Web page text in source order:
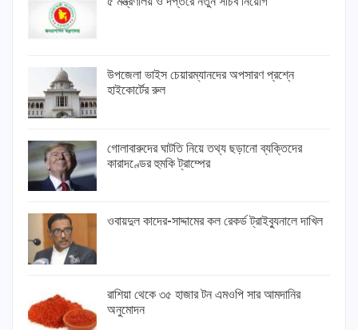
উপজেলা ভাইস চেয়ারম্যানদের অপসারণ প্রশ্নে
হাইকোর্টের রুল
গোলাবারুদের ঘাটতি নিয়ে তথ্য ছড়ানো ব্যক্তিদের
কারাদণ্ডের হুমকি ট্রাম্পের
ওবায়দুল কাদের-সাদ্দামের কল রেকর্ড ট্রাইব্যুনালে দাখিল
রাশিয়া থেকে ৩৫ হাজার টন এমওপি সার আমদানির
অনুমোদন